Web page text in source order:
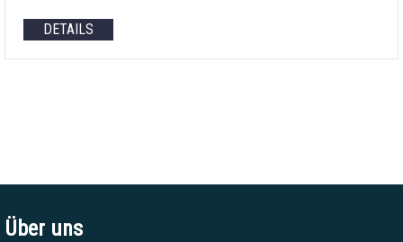
DETAILS
Über uns